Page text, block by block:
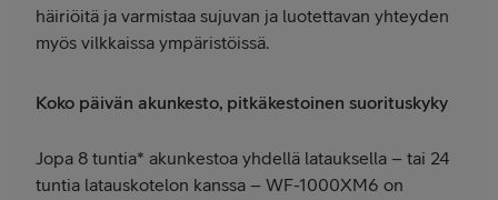
häiriöitä ja varmistaa sujuvan ja luotettavan yhteyden
myös vilkkaissa ympäristöissä.
Koko päivän akunkesto, pitkäkestoinen suorituskyky
Jopa 8 tuntia* akunkestoa yhdellä latauksella – tai 24
tuntia latauskotelon kanssa – WF-1000XM6 on